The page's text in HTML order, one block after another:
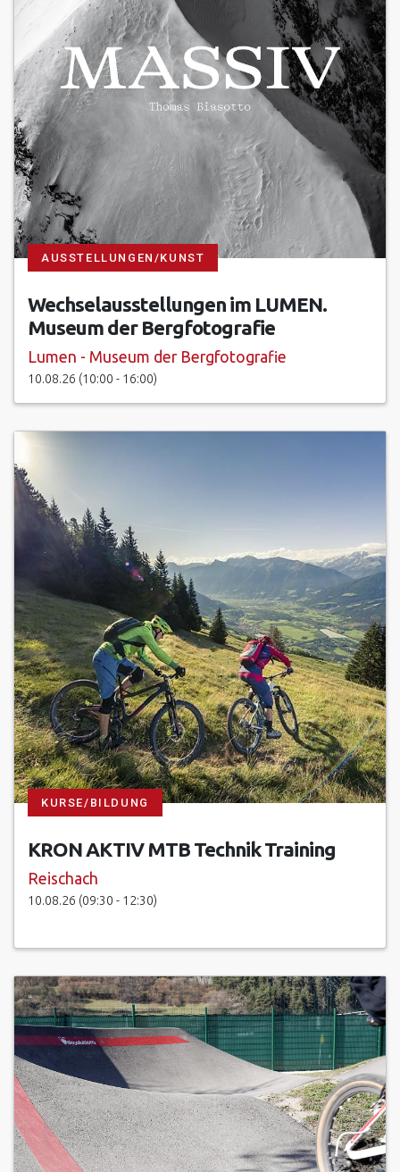
AUSSTELLUNGEN/KUNST
Wechselausstellungen im LUMEN.
Museum der Bergfotografie
Lumen - Museum der Bergfotografie
10.08.26 (10:00 - 16:00)
KURSE/BILDUNG
KRON AKTIV MTB Technik Training
Reischach
10.08.26 (09:30 - 12:30)